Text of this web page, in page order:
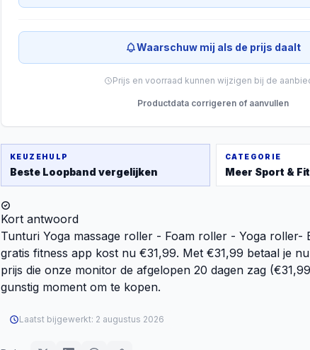
Waarschuw mij als de prijs daalt
Prijs en voorraad kunnen wijzigen bij de
Productdata corrigeren of aanvullen
KEUZEHULP
Beste Loopband vergelijken
CATEGORIE
Meer Sport &
Kort antwoord
Tunturi Yoga massage roller - Foam roller - Yoga roller-
gratis fitness app kost nu €31,99. Met €31,99 betaal je
prijs die onze monitor de afgelopen 20 dagen zag
gunstig moment om te kopen.
Laatst bijgewerkt: 2 augustus 2026